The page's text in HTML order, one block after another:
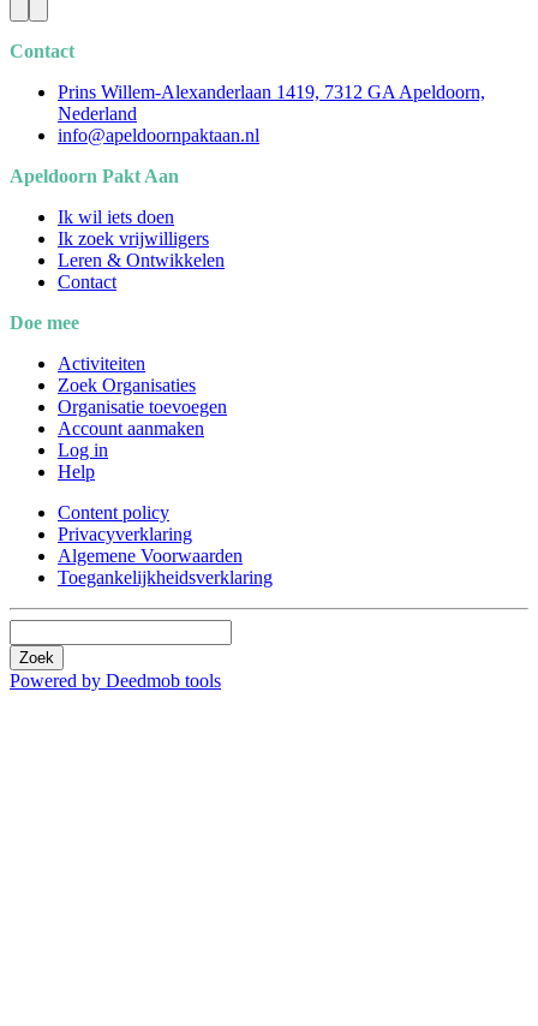
Contact
Prins Willem-Alexanderlaan 1419, 7312 GA Apeldoorn,
Nederland
info@apeldoornpaktaan.nl
Apeldoorn Pakt Aan
Ik wil iets doen
Ik zoek vrijwilligers
Leren & Ontwikkelen
Contact
Doe mee
Activiteiten
Zoek Organisaties
Organisatie toevoegen
Account aanmaken
Log in
Help
Content policy
Privacyverklaring
Algemene Voorwaarden
Toegankelijkheidsverklaring
Zoek
Powered by Deedmob tools